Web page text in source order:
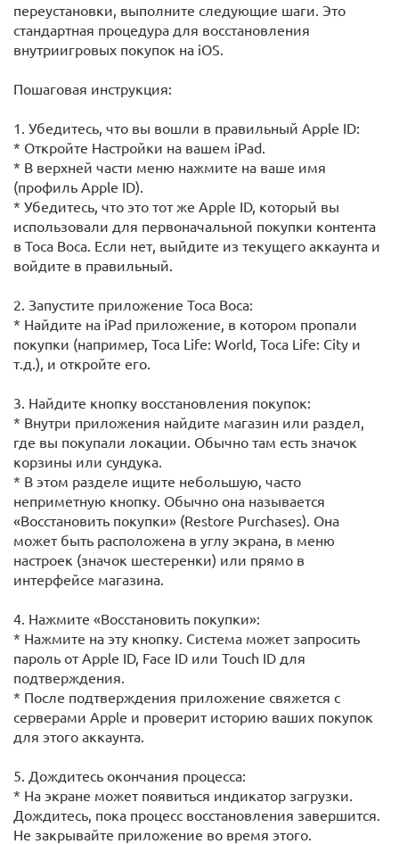
переустановки, выполните следующие шаги. Это
стандартная процедура для восстановления
внутриигровых покупок на iOS.
Пошаговая инструкция:
1. Убедитесь, что вы вошли в правильный Apple ID:
* Откройте Настройки на вашем iPad.
* В верхней части меню нажмите на ваше имя
(профиль Apple ID).
* Убедитесь, что это тот же Apple ID, который вы
использовали для первоначальной покупки контента
в Toca Boca. Если нет, выйдите из текущего аккаунта и
войдите в правильный.
2. Запустите приложение Toca Boca:
* Найдите на iPad приложение, в котором пропали
покупки (например, Toca Life: World, Toca Life: City и
т.д.), и откройте его.
3. Найдите кнопку восстановления покупок:
* Внутри приложения найдите магазин или раздел,
где вы покупали локации. Обычно там есть значок
корзины или сундука.
* В этом разделе ищите небольшую, часто
неприметную кнопку. Обычно она называется
«Восстановить покупки» (Restore Purchases). Она
может быть расположена в углу экрана, в меню
настроек (значок шестеренки) или прямо в
интерфейсе магазина.
4. Нажмите «Восстановить покупки»:
* Нажмите на эту кнопку. Система может запросить
пароль от Apple ID, Face ID или Touch ID для
подтверждения.
* После подтверждения приложение свяжется с
серверами Apple и проверит историю ваших покупок
для этого аккаунта.
5. Дождитесь окончания процесса:
* На экране может появиться индикатор загрузки.
Дождитесь, пока процесс восстановления завершится.
Не закрывайте приложение во время этого.